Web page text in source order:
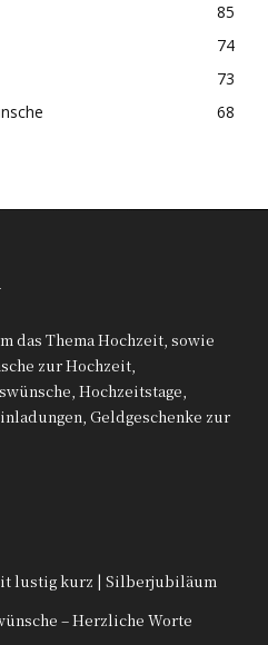
85
74
73
68
das Thema Hochzeit, sowie
zur Hochzeit,
Hochzeitstage,
Geldgeschenke zur
lustig kurz | Silberjubiläum
– Herzliche Worte